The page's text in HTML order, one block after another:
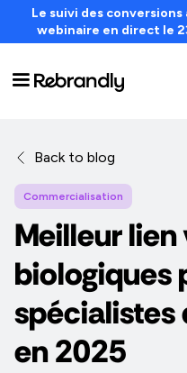
Le suivi des
webinaire en direct le
Back to blog
Commercialisation
Meilleur lien
biologiques
spécialistes
en 2025